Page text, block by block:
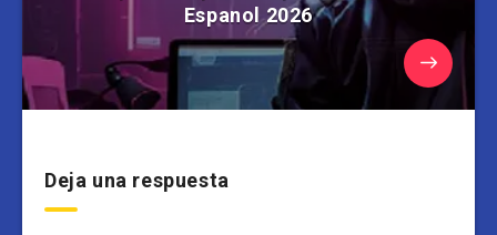
Espanol 2026
Deja una respuesta